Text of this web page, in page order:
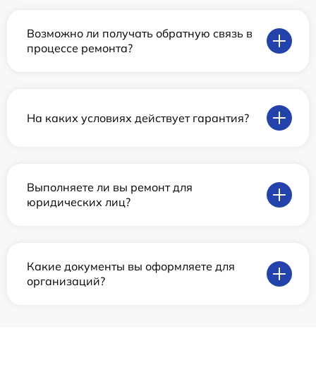
Возможно ли получать обратную связь в
процессе ремонта?
На каких условиях действует гарантия?
Выполняете ли вы ремонт для
юридических лиц?
Какие документы вы оформляете для
организаций?